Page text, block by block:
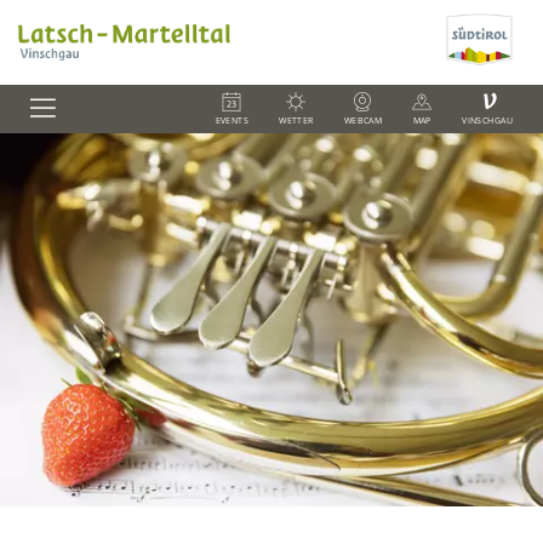
EVENTS WETTER WEBCAM MAP
V
VINSCHGAU